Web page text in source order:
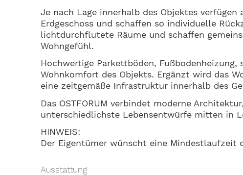
Je nach Lage innerhalb des Objektes
Erdgeschoss und schaffen so individuelle
lichtdurchflutete Räume und schaffen
Wohngefühl.
Hochwertige Parkettböden,
Wohnkomfort des Objekts. Ergänzt wird das
eine zeitgemäße Infrastruktur innerhalb des
Das OSTFORUM verbindet moderne
unterschiedlichste Lebensentwürfe mitten in
HINWEIS:
Der Eigentümer wünscht eine Mindestlaufzeit
Ausstattung